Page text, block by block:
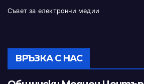
Съвет за електронни медии
ВРЪЗКА С НАС